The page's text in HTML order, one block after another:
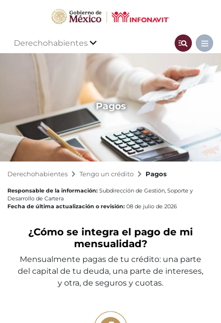
Derechohabientes
Pagos
Derechohabientes Tengo un crédito Pagos
Responsable de la información: Subdirección de Gestión, Soporte y
Desarrollo de Cartera
Fecha de última actualización o revisión: 08 de julio de 2026
¿Cómo se integra el pago de mi
mensualidad?
Mensualmente pagas de tu crédito: una parte
del capital de tu deuda, una parte de intereses,
y otra, de seguros y cuotas.